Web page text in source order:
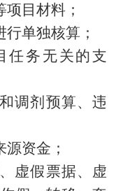
项目材料；
行单独核算；
任务无关的支
调剂预算、违
源资金；
虚假票据、虚